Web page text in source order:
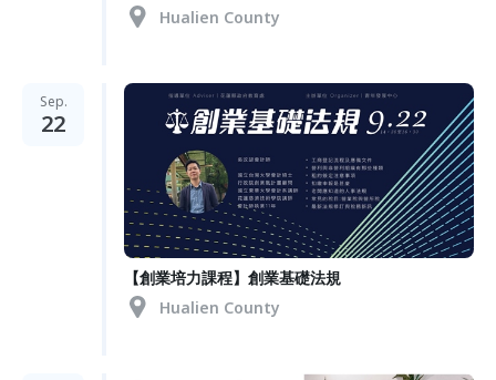
Hualien County
Sep.
22
【創業培力課程】創業基礎法規
Hualien County